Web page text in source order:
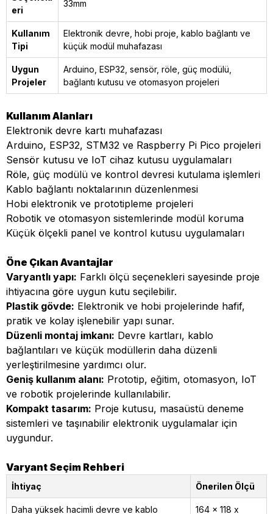
eri
33mm
Kullanım
Tipi
Elektronik devre, hobi proje, kablo bağlantı ve
küçük modül muhafazası
Uygun
Projeler
Arduino, ESP32, sensör, röle, güç modülü,
bağlantı kutusu ve otomasyon projeleri
Kullanım Alanları
Elektronik devre kartı muhafazası
Arduino, ESP32, STM32 ve Raspberry Pi Pico projeleri
Sensör kutusu ve IoT cihaz kutusu uygulamaları
Röle, güç modülü ve kontrol devresi kutulama işlemleri
Kablo bağlantı noktalarının düzenlenmesi
Hobi elektronik ve prototipleme projeleri
Robotik ve otomasyon sistemlerinde modül koruma
Küçük ölçekli panel ve kontrol kutusu uygulamaları
Öne Çıkan Avantajlar
Varyantlı yapı: Farklı ölçü seçenekleri sayesinde proje
ihtiyacına göre uygun kutu seçilebilir.
Plastik gövde: Elektronik ve hobi projelerinde hafif,
pratik ve kolay işlenebilir yapı sunar.
Düzenli montaj imkanı: Devre kartları, kablo
bağlantıları ve küçük modüllerin daha düzenli
yerleştirilmesine yardımcı olur.
Geniş kullanım alanı: Prototip, eğitim, otomasyon, IoT
ve robotik projelerinde kullanılabilir.
Kompakt tasarım: Proje kutusu, masaüstü deneme
sistemleri ve taşınabilir elektronik uygulamalar için
uygundur.
Varyant Seçim Rehberi
İhtiyaç Önerilen Ölçü
Daha yüksek hacimli devre ve kablo
164 x 118 x